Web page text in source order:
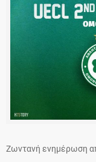
Ζωντανή ενημέρωση